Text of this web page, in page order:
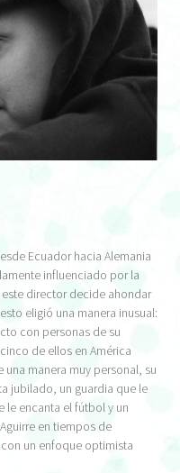
Ecuador hacia Alemania
influenciado por la
director decide ahondar
eligió una manera inusual:
con personas de su
de ellos en América
manera muy personal, su
jubilado, un guardia que le
le encanta el fútbol y un
en tiempos de
un enfoque optimista